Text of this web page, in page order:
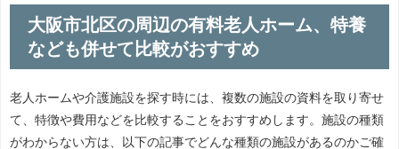
大阪市北区の周辺の有料老人ホーム、特養
なども併せて比較がおすすめ
老人ホームや介護施設を探す時には、複数の施設の資料を取り寄せ
て、特徴や費用などを比較することをおすすめします。施設の種類
がわからない方は、以下の記事でどんな種類の施設があるのかご確